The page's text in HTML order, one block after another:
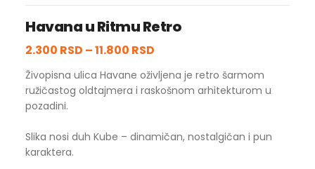
Havana u Ritmu Retro
2.300 RSD –11.800 RSD
Živopisna ulica Havane oživljena je retro šarmom
ružičastog oldtajmera i raskošnom arhitekturom u
pozadini.
Slika nosi duh Kube – dinamičan, nostalgičan i pun
karaktera.